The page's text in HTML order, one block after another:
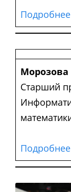
Подробнее
Старший
Подробнее